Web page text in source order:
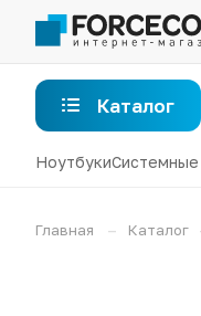
Каталог
НоутбукиСистемные
Главная – Каталог